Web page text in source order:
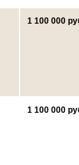
1 100 000
1 100 000